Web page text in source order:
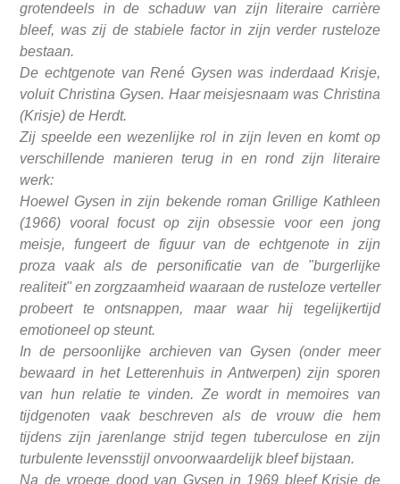
grotendeels in de schaduw van zijn literaire carrière
bleef, was zij de stabiele factor in zijn verder rusteloze
bestaan.
De echtgenote van René Gysen was inderdaad Krisje,
voluit Christina Gysen. Haar meisjesnaam was Christina
(Krisje) de Herdt.
Zij speelde een wezenlijke rol in zijn leven en komt op
verschillende manieren terug in en rond zijn literaire
werk:
Hoewel Gysen in zijn bekende roman Grillige Kathleen
(1966) vooral focust op zijn obsessie voor een jong
meisje, fungeert de figuur van de echtgenote in zijn
proza vaak als de personificatie van de "burgerlijke
realiteit" en zorgzaamheid waaraan de rusteloze verteller
probeert te ontsnappen, maar waar hij tegelijkertijd
emotioneel op steunt.
In de persoonlijke archieven van Gysen (onder meer
bewaard in het Letterenhuis in Antwerpen) zijn sporen
van hun relatie te vinden. Ze wordt in memoires van
tijdgenoten vaak beschreven als de vrouw die hem
tijdens zijn jarenlange strijd tegen tuberculose en zijn
turbulente levensstijl onvoorwaardelijk bleef bijstaan.
Na de vroege dood van Gysen in 1969 bleef Krisje de